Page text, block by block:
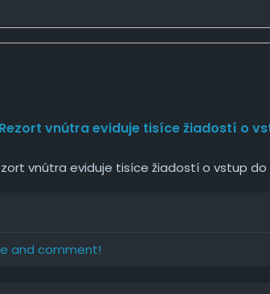
vnútra eviduje tisíce žiadostí o
vnútra eviduje tisíce žiadostí o vstup do
and comment!